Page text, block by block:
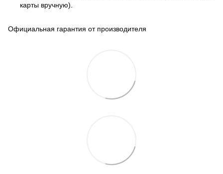
карты вручную).
Официальная гарантия от производителя